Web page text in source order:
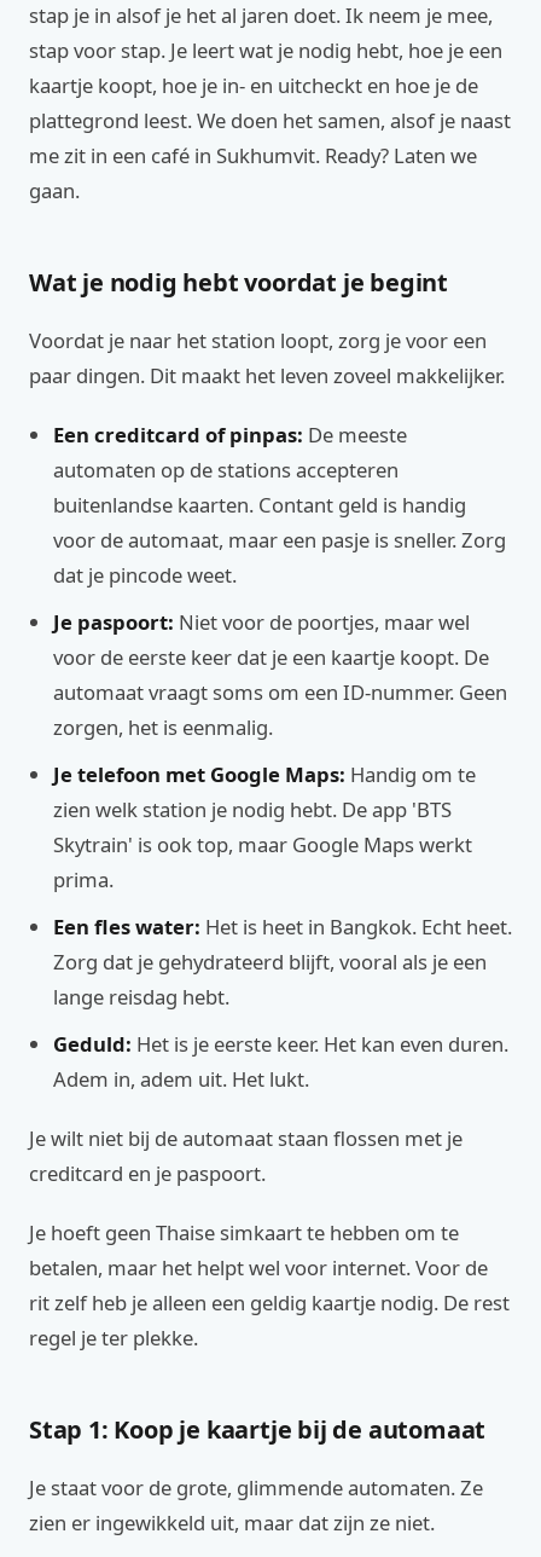
stap je in alsof je het al jaren doet. Ik neem je mee,
stap voor stap. Je leert wat je nodig hebt, hoe je een
kaartje koopt, hoe je in- en uitcheckt en hoe je de
plattegrond leest. We doen het samen, alsof je naast
me zit in een café in Sukhumvit. Ready? Laten we
gaan.
Wat je nodig hebt voordat je begint
Voordat je naar het station loopt, zorg je voor een
paar dingen. Dit maakt het leven zoveel makkelijker.
Een creditcard of pinpas: De meeste
automaten op de stations accepteren
buitenlandse kaarten. Contant geld is handig
voor de automaat, maar een pasje is sneller. Zorg
dat je pincode weet.
Je paspoort: Niet voor de poortjes, maar wel
voor de eerste keer dat je een kaartje koopt. De
automaat vraagt soms om een ID-nummer. Geen
zorgen, het is eenmalig.
Je telefoon met Google Maps: Handig om te
zien welk station je nodig hebt. De app 'BTS
Skytrain' is ook top, maar Google Maps werkt
prima.
Een fles water: Het is heet in Bangkok. Echt heet.
Zorg dat je gehydrateerd blijft, vooral als je een
lange reisdag hebt.
Geduld: Het is je eerste keer. Het kan even duren.
Adem in, adem uit. Het lukt.
Je wilt niet bij de automaat staan flossen met je
creditcard en je paspoort.
Je hoeft geen Thaise simkaart te hebben om te
betalen, maar het helpt wel voor internet. Voor de
rit zelf heb je alleen een geldig kaartje nodig. De rest
regel je ter plekke.
Stap 1: Koop je kaartje bij de automaat
Je staat voor de grote, glimmende automaten. Ze
zien er ingewikkeld uit, maar dat zijn ze niet.